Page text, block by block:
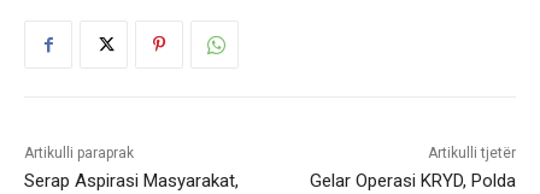
Artikulli paraprak
Serap Aspirasi Masyarakat,
Artikulli tjetër
Gelar Operasi KRYD, Polda